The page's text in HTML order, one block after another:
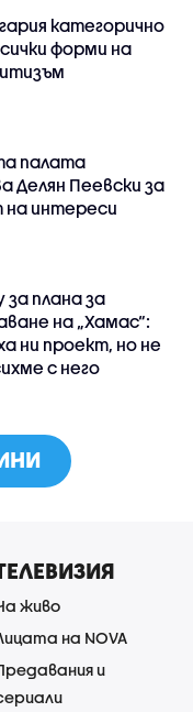
категорично
форми на
палата
Делян Пеевски за
на интереси
за плана за
на „Хамас“:
ни проект, но не
с него
живо
на NOVA
и